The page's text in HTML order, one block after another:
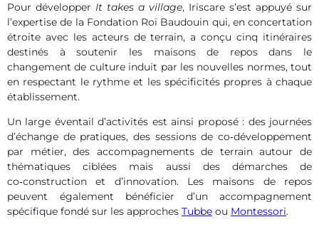
Pour développer It takes a village, Iriscare s’est appuyé sur
l’expertise de la Fondation Roi Baudouin qui, en concertation
étroite avec les acteurs de terrain, a conçu cinq itinéraires
destinés à soutenir les maisons de repos dans le
changement de culture induit par les nouvelles normes, tout
en respectant le rythme et les spécificités propres à chaque
établissement.
Un large éventail d’activités est ainsi proposé : des journées
d’échange de pratiques, des sessions de co‑développement
par métier, des accompagnements de terrain autour de
thématiques ciblées mais aussi des démarches de
co‑construction et d’innovation. Les maisons de repos
peuvent également bénéficier d’un accompagnement
spécifique fondé sur les approches Tubbe ou Montessori.